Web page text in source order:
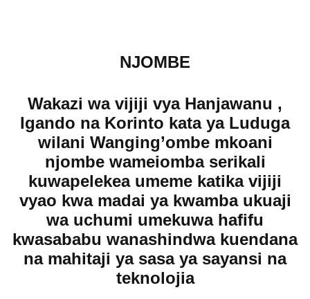
NJOMBE
Wakazi wa vijiji vya Hanjawanu ,
Igando na Korinto kata ya Luduga
wilani Wanging’ombe mkoani
njombe wameiomba serikali
kuwapelekea umeme katika vijiji
vyao kwa madai ya kwamba ukuaji
wa uchumi umekuwa hafifu
kwasababu wanashindwa kuendana
na mahitaji ya sasa ya sayansi na
teknolojia